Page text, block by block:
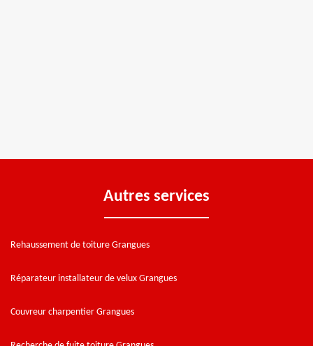
Autres services
Rehaussement de toiture Grangues
Réparateur installateur de velux Grangues
Couvreur charpentier Grangues